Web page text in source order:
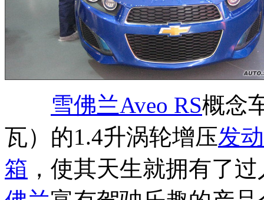
雪佛兰Aveo RS概念
瓦）的1.4升涡轮增压发
箱 ，使其天生就拥有了